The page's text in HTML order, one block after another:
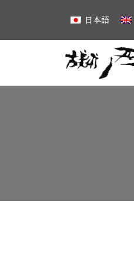
content
日本語